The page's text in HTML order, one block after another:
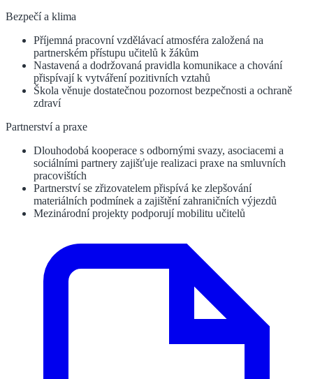
Bezpečí a klima
Příjemná pracovní vzdělávací atmosféra založená na
partnerském přístupu učitelů k žákům
Nastavená a dodržovaná pravidla komunikace a chování
přispívají k vytváření pozitivních vztahů
Škola věnuje dostatečnou pozornost bezpečnosti a ochraně
zdraví
Partnerství a praxe
Dlouhodobá kooperace s odbornými svazy, asociacemi a
sociálními partnery zajišťuje realizaci praxe na smluvních
pracovištích
Partnerství se zřizovatelem přispívá ke zlepšování
materiálních podmínek a zajištění zahraničních výjezdů
Mezinárodní projekty podporují mobilitu učitelů